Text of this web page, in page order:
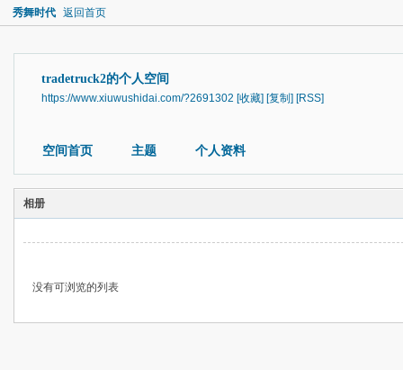
秀舞时代 返回首页
tradetruck2的个人空间
https://www.xiuwushidai.com/?2691302 [收藏] [复制] [RSS]
空间首页 主题 个人资料
相册
没有可浏览的列表